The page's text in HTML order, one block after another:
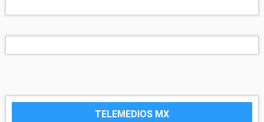
TELEMEDIOS MX